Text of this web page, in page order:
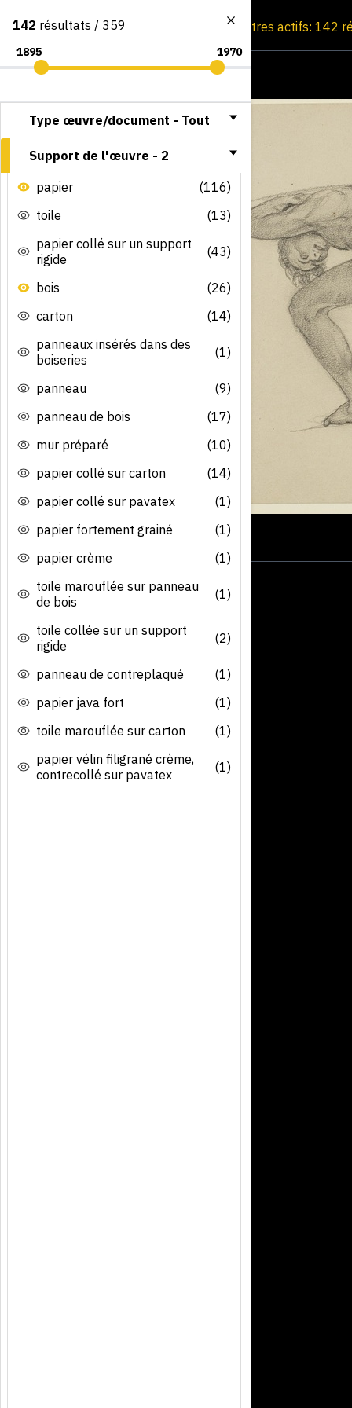
Consultation par image Filtres actifs: 142
142 résultats / 359
Type œuvre/document - Tout
Support de l'œuvre - 2
papier
(116)
toile
(13)
papier collé sur un support
rigide
(43)
bois
(26)
carton
(14)
panneaux insérés dans des
boiseries
(1)
panneau
(9)
panneau de bois
(17)
mur préparé
(10)
papier collé sur carton
(14)
papier collé sur pavatex
(1)
papier fortement grainé
(1)
papier crème
(1)
toile marouflée sur panneau
de bois
(1)
toile collée sur un support
rigide
(2)
panneau de contreplaqué
(1)
papier java fort
(1)
toile marouflée sur carton
(1)
papier vélin filigrané crème,
contrecollé sur pavatex
(1)